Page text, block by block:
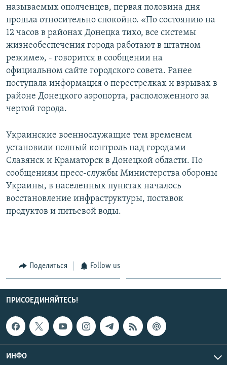
называемых ополченцев, первая половина дня
прошла относительно спокойно. «По состоянию на
12 часов в районах Донецка тихо, все системы
жизнеобеспечения города работают в штатном
режиме», - говорится в сообщении на
официальном сайте городского совета. Ранее
поступала информация о перестрелках и взрывах в
районе Донецкого аэропорта, расположенного за
чертой города.
Украинские военнослужащие тем временем
установили полный контроль над городами
Славянск и Краматорск в Донецкой области. По
сообщениям пресс-службы Министерства обороны
Украины, в населенных пунктах началось
восстановление инфраструктуры, поставок
продуктов и питьевой воды.
Поделиться Follow us
ПРИСОЕДИНЯЙТЕСЬ!
ИНФО